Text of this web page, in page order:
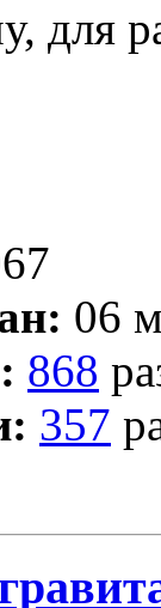
для
06
868
357